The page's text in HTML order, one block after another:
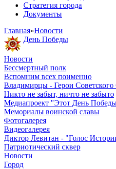
Стратегия города
Документы
Главная»Новости
День Победы
Новости
Бессмертный полк
Вспомним всех поименно
Владимирцы - Герои
Никто не забыт, ничто не забыто
Медиапроект "Этот День
Мемориалы воинской славы
Фотогалерея
Видеогалерея
Диктор Левитан - "Голос
Патриотический сквер
Новости
Город